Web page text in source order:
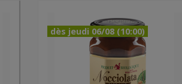
dès jeudi 06/08 (10:00)